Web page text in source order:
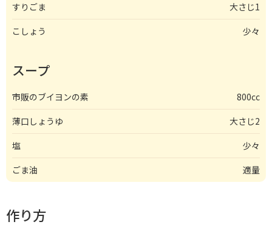
すりごま
大さじ1
こしょう
少々
スープ
市販のブイヨンの素
800cc
薄口しょうゆ
大さじ2
塩
少々
ごま油
適量
作り方